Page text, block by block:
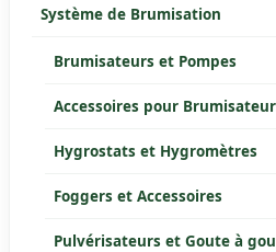
Système de Brumisation
Brumisateurs et Pompes
Accessoires pour
Hygrostats et Hygromètres
Foggers et Accessoires
Pulvérisateurs et Goute à